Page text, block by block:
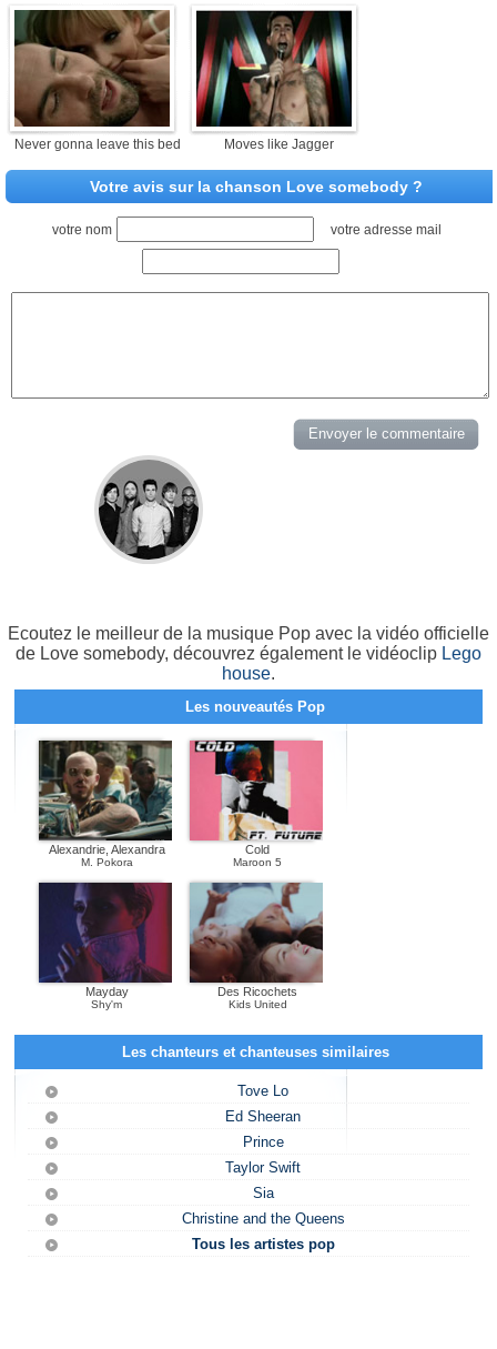
Never gonna leave this bed Moves like Jagger
Votre avis sur la chanson Love somebody ?
votre nom votre adresse mail
Ecoutez le meilleur de la musique Pop avec la vidéo officielle
de Love somebody, découvrez également le vidéoclip Lego
house.
Les nouveautés Pop
Alexandrie, Alexandra
M. Pokora
Cold
Maroon 5
Mayday
Shy'm
Des Ricochets
Kids United
Les chanteurs et chanteuses similaires
Tove Lo
Ed Sheeran
Prince
Taylor Swift
Sia
Christine and the Queens
Tous les artistes pop